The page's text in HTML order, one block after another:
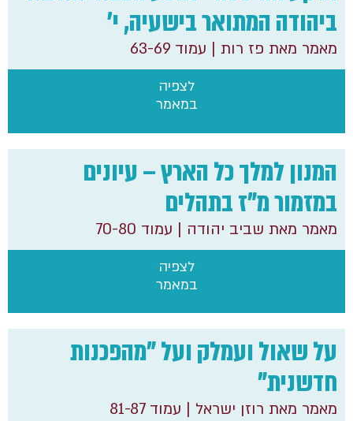
לצפיה
במאמר
ביהודה המתואר בישעיה, י'
מאמר מאת פז רות | עמוד 63-69
לצפיה
במאמר
המנון למלך כל הארץ – עיונים
במזמור מ"ז בתהלים
מאמר מאת שביב יהודה | עמוד 70-80
על שאול ועמלק ועל "מהפכנות
חדשנית"
מאמר מאת רוזן ישראל | עמוד 81-87